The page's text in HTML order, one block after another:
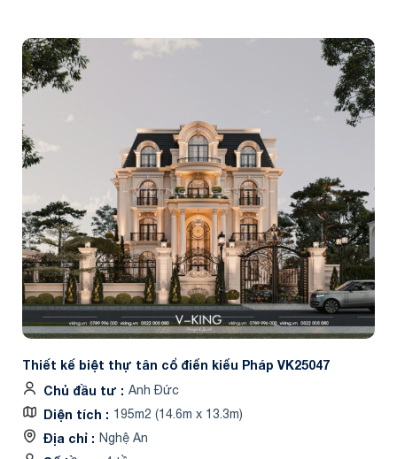
Thiết kế biệt thự tân cổ điển kiểu Pháp VK25047
Chủ đầu tư
Anh Đức
Diện tích 195m2 (14.6m x 13.3m)
Địa chỉ Nghệ An